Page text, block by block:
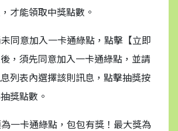
才能領取中獎點數。
同意加入一卡通綠點，點擊【立即
，須先同意加入一卡通綠點，並請
列表內選擇該則訊息，點擊抽獎按
獎點數。
一卡通綠點，包包有獎！最大獎為